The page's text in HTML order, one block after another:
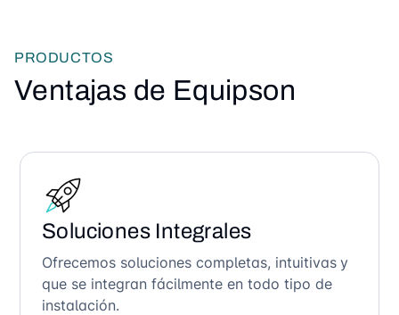
PRODUCTOS
Ventajas de Equipson
Soluciones Integrales
Ofrecemos soluciones completas, intuitivas y
que se integran fácilmente en todo tipo de
instalación.